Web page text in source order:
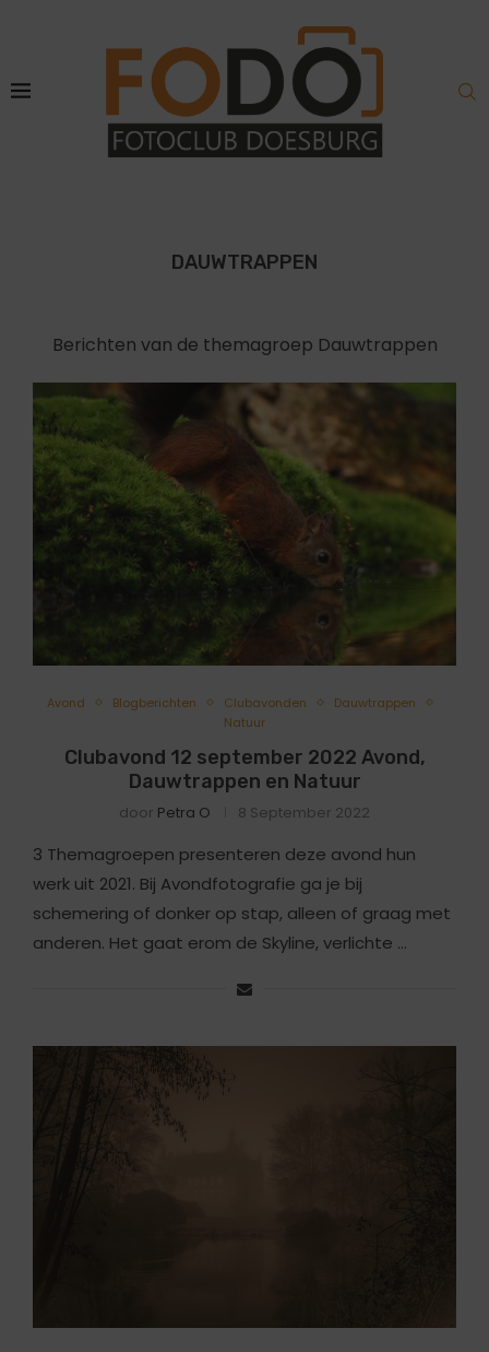
DAUWTRAPPEN
Berichten van de themagroep Dauwtrappen
Avond Blogberichten Clubavonden
Dauwtrappen
Natuur
Clubavond 12 september 2022 Avond,
Dauwtrappen en Natuur
door Petra O 8 September 2022
3 Themagroepen presenteren deze avond hun
werk uit 2021. Bij Avondfotografie ga je bij
schemering of donker op stap, alleen of graag met
anderen. Het gaat erom de Skyline, verlichte …